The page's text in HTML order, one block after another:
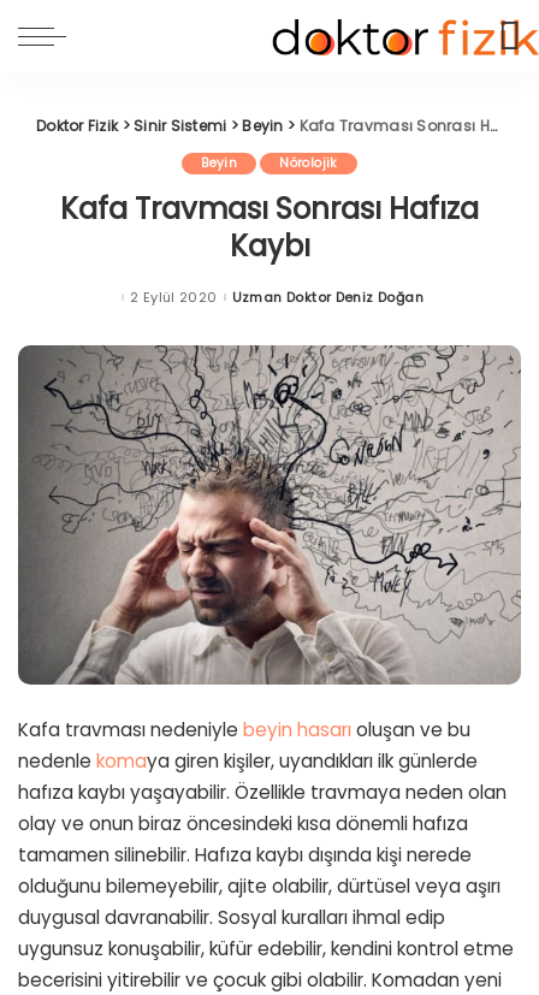
Doktor Fizik>Sinir Sistemi >Beyin > Kafa Travması Sonrası Hafıza Kaybı
Beyin Nörolojik
Kafa Travması Sonrası Hafıza
Kaybı
2 Eylül 2020 Posted
Uzman Doktor Deniz Doğan
Kafa travması nedeniyle beyin hasarı oluşan ve bu
nedenle komaya giren kişiler, uyandıkları ilk günlerde
hafıza kaybı yaşayabilir. Özellikle travmaya neden olan
olay ve onun biraz öncesindeki kısa dönemli hafıza
tamamen silinebilir. Hafıza kaybı dışında kişi nerede
olduğunu bilemeyebilir, ajite olabilir, dürtüsel veya aşırı
duygusal davranabilir. Sosyal kuralları ihmal edip
uygunsuz konuşabilir, küfür edebilir, kendini kontrol etme
becerisini yitirebilir ve çocuk gibi olabilir. Komadan yeni